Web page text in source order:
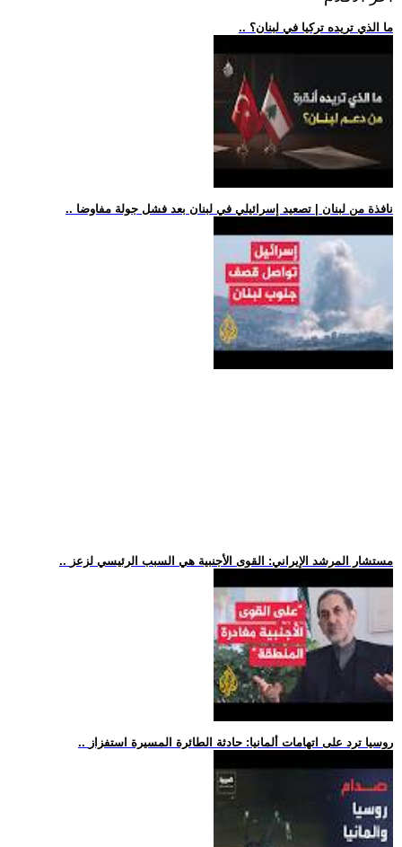
.. ما الذي تريده تركيا في لبنان؟
.. نافذة من لبنان | تصعيد إسرائيلي في لبنان بعد فشل جولة مفاوضا
.. مستشار المرشد الإيراني: القوى الأجنبية هي السبب الرئيسي لزعز
.. روسيا ترد على اتهامات ألمانيا: حادثة الطائرة المسيرة استفزاز